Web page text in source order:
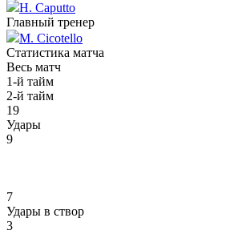
H. Caputto
Главный тренер
M. Cicotello
Статистика матча
Весь матч
1-й тайм
2-й тайм
19
Удары
9
7
Удары в створ
3